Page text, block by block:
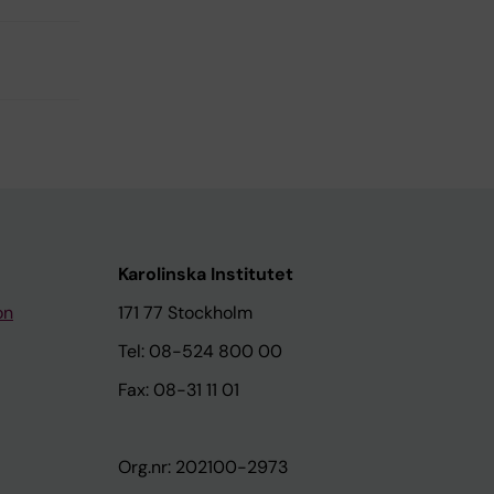
Karolinska Institutet
171 77 Stockholm
Tel: 08-524 800 00
Fax: 08-31 11 01
Org.nr: 202100-2973